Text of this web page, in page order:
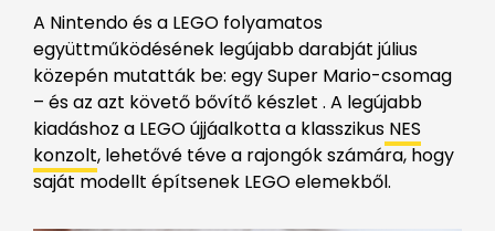
A Nintendo és a LEGO folyamatos
együttműködésének legújabb darabját július
közepén mutatták be: egy Super Mario-csomag
– és az azt követő bővítő készlet . A legújabb
kiadáshoz a LEGO újjáalkotta a klasszikus NES
konzolt, lehetővé téve a rajongók számára, hogy
saját modellt építsenek LEGO elemekből.